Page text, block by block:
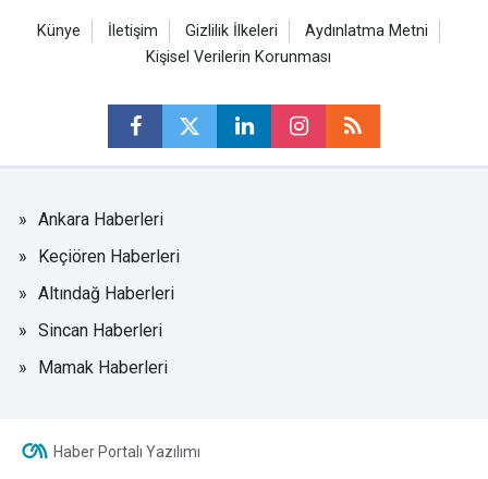
Künye İletişim Gizlilik İlkeleri
Aydınlatma Metni
Kişisel Verilerin Korunması
Ankara Haberleri
Keçiören Haberleri
Altındağ Haberleri
Sincan Haberleri
Mamak Haberleri
Haber Portalı Yazılımı